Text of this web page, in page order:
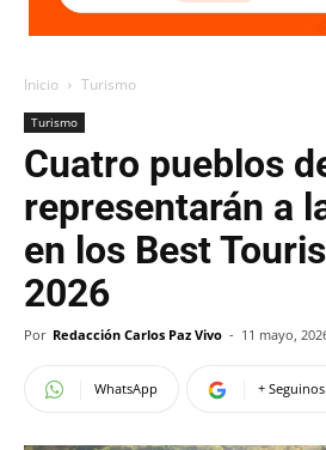
Inicio Turismo
Turismo
Cuatro pueblos
representarán a
en los Best
2026
Por Redacción Carlos Paz Vivo - 11 mayo,
WhatsApp +